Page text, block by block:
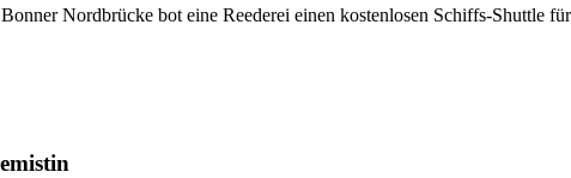
Nordbrücke bot eine Reederei einen kostenlosen Schiffs-Shuttle